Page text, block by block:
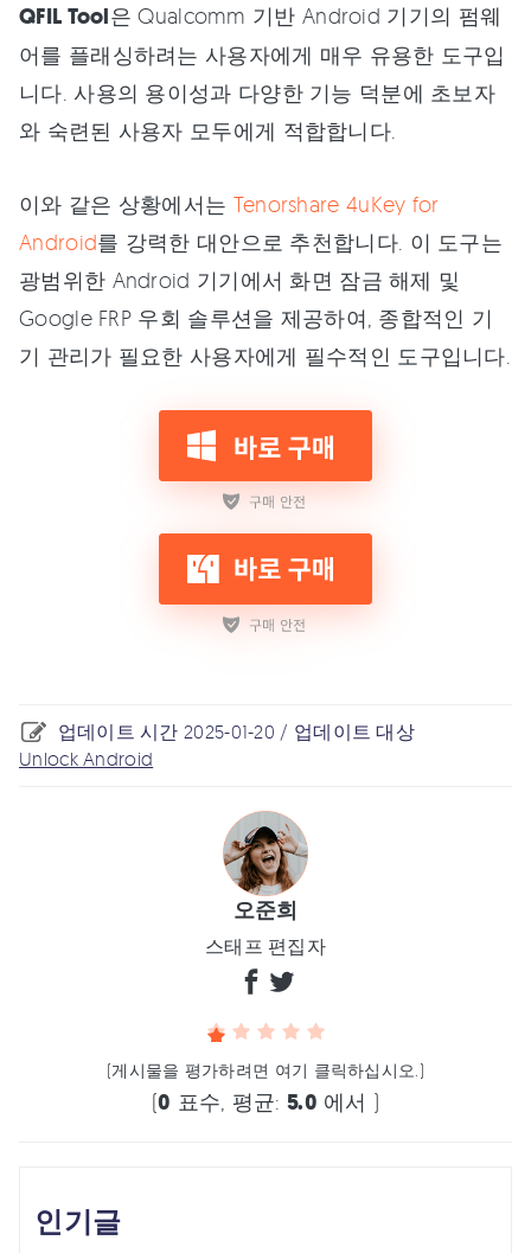
QFIL Tool은 Qualcomm 기반 Android 기기의 펌웨
어를 플래싱하려는 사용자에게 매우 유용한 도구입
니다. 사용의 용이성과 다양한 기능 덕분에 초보자
와 숙련된 사용자 모두에게 적합합니다.
이와 같은 상황에서는 Tenorshare 4uKey for
Android를 강력한 대안으로 추천합니다. 이 도구는
광범위한 Android 기기에서 화면 잠금 해제 및
Google FRP 우회 솔루션을 제공하여, 종합적인 기
기 관리가 필요한 사용자에게 필수적인 도구입니다.
업데이트 시간 2025-01-20 / 업데이트 대상
Unlock Android
오준희
스태프 편집자
(게시물을 평가하려면 여기 클릭하십시오.)
(0 표수, 평균: 5.0 에서 )
인기글